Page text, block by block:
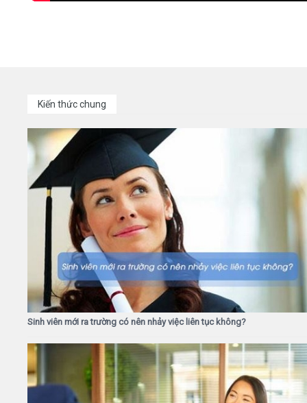
Kiến thức chung
Sinh viên mới ra trường có nên nhảy việc liên tục không?